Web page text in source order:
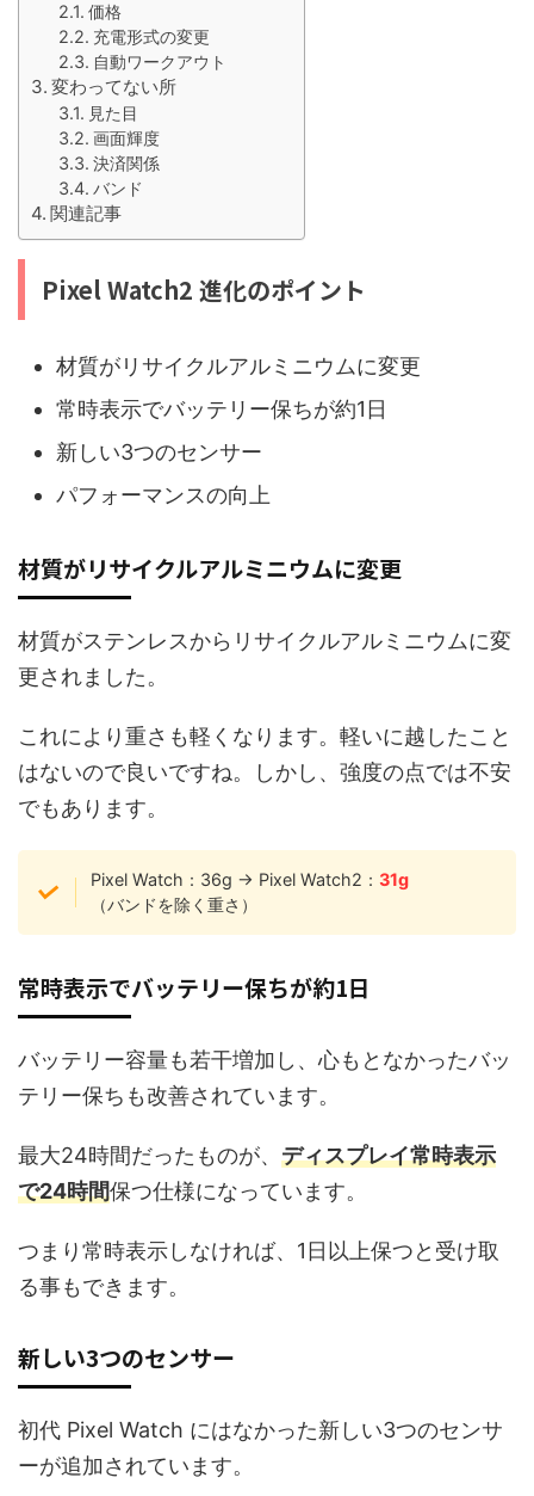
価格
充電形式の変更
自動ワークアウト
変わってない所
見た目
画面輝度
決済関係
バンド
関連記事
Pixel Watch2 進化のポイント
材質がリサイクルアルミニウムに変更
常時表示でバッテリー保ちが約1日
新しい3つのセンサー
パフォーマンスの向上
材質がリサイクルアルミニウムに変更
材質がステンレスからリサイクルアルミニウムに変
更されました。
これにより重さも軽くなります。軽いに越したこと
はないので良いですね。しかし、強度の点では不安
でもあります。
Pixel Watch：36g → Pixel Watch2：31g
（バンドを除く重さ）
常時表示でバッテリー保ちが約1日
バッテリー容量も若干増加し、心もとなかったバッ
テリー保ちも改善されています。
最大24時間だったものが、 ディスプレイ常時表示
で24時間保つ仕様になっています。
つまり常時表示しなければ、1日以上保つと受け取
る事もできます。
新しい3つのセンサー
初代 Pixel Watch にはなかった新しい3つのセンサ
ーが追加されています。